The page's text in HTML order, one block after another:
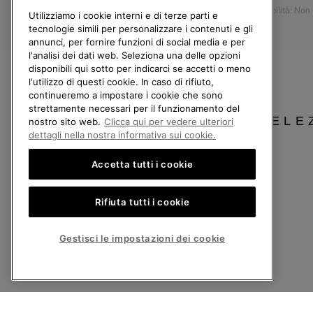
Resi
Recedi dal contratto
I miei ordini
Spedizione
Pagamento
Domande frequenti
Accessibilità:
Italia
2026 Columbia Sportswear Company. Avenue des Morgines, 12 1213
Politica sulla privacy Termini di utilizzo Condizioni Generali di Vendita
Utilizziamo i cookie interni e di terze parti e
tecnologie simili per personalizzare i contenuti e gli
annunci, per fornire funzioni di social media e per
l'analisi dei dati web. Seleziona una delle opzioni
disponibili qui sotto per indicarci se accetti o meno
l'utilizzo di questi cookie. In caso di rifiuto,
continueremo a impostare i cookie che sono
strettamente necessari per il funzionamento del
nostro sito web. Clicca qui per vedere ulteriori
dettagli nella nostra informativa sui cookie.
Accetta tutti i cookie
Rifiuta tutti i cookie
Gestisci le impostazioni dei cookie